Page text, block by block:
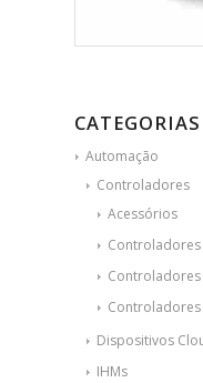
Automação
Controladores
Acessórios
Dispositivos
IHMs